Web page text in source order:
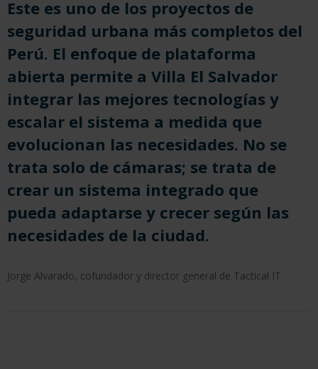
Este es uno de los proyectos de
seguridad urbana más completos del
Perú. El enfoque de plataforma
abierta permite a Villa El Salvador
integrar las mejores tecnologías y
escalar el sistema a medida que
evolucionan las necesidades. No se
trata solo de cámaras; se trata de
crear un sistema integrado que
pueda adaptarse y crecer según las
necesidades de la ciudad.
Jorge Alvarado, cofundador y director general de Tactical IT